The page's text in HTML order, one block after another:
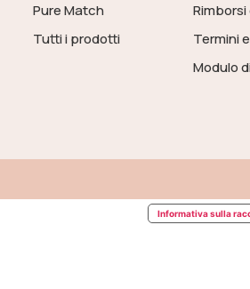
Pure Match
Tutti i prodotti
Rimborsi
Termini
Modulo
Informativa sulla